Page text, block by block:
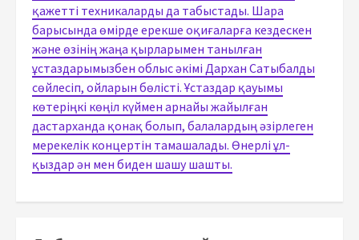
қажетті техникаларды да табыстады. Шара
барысында өмірде ерекше оқиғаларға кездескен
және өзінің жаңа қырларымен танылған
ұстаздарымызбен облыс әкімі Дархан Сатыбалды
сөйлесіп, ойларын бөлісті. Ұстаздар қауымы
көтеріңкі көңіл күймен арнайы жайылған
дастарханда қонақ болып, балалардың әзірлеген
мерекелік концертін тамашалады. Өнерлі ұл-
қыздар ән мен биден шашу шашты.